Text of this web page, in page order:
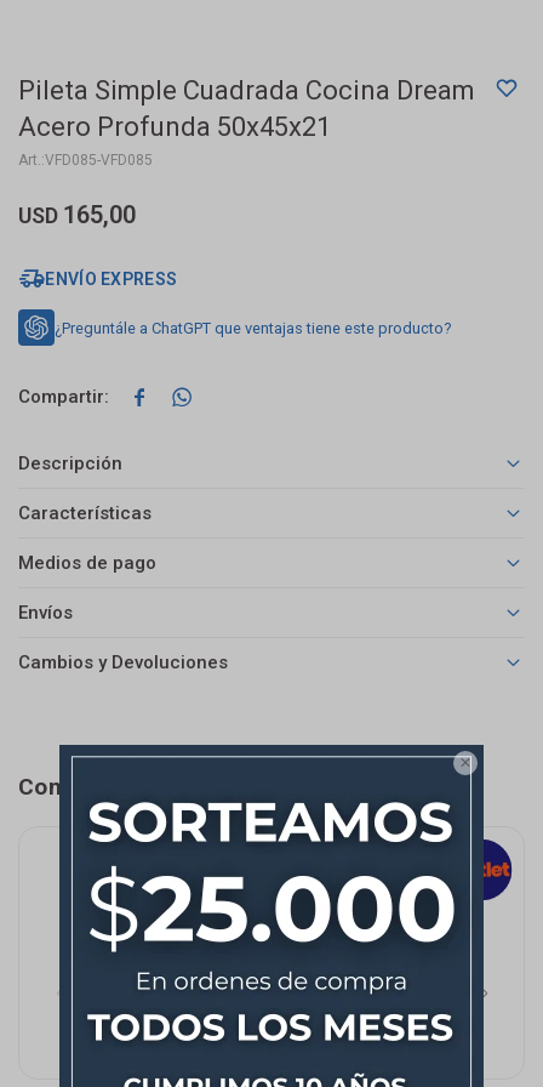

Pileta Simple Cuadrada Cocina Dream
Acero Profunda 50x45x21
VFD085-VFD085
USD 165,00
ENVÍO EXPRESS
¿Preguntále a ChatGPT que ventajas tiene este producto?
 
Descripción
Características
Medios de pago
Envíos
Cambios y Devoluciones
Completá tu compra